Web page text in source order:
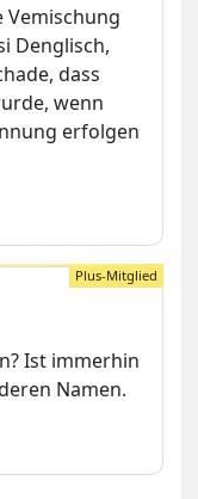
Vemischung
Denglisch,
dass
wenn
erfolgen
Ist immerhin
Namen.